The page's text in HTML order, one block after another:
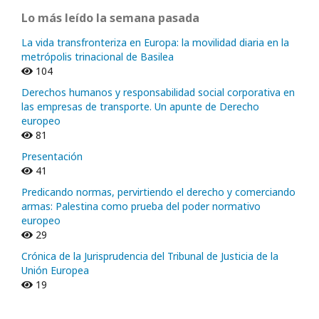
Lo más leído la semana pasada
La vida transfronteriza en Europa: la movilidad diaria en la
metrópolis trinacional de Basilea
104
Derechos humanos y responsabilidad social corporativa en
las empresas de transporte. Un apunte de Derecho
europeo
81
Presentación
41
Predicando normas, pervirtiendo el derecho y comerciando
armas: Palestina como prueba del poder normativo
europeo
29
Crónica de la Jurisprudencia del Tribunal de Justicia de la
Unión Europea
19